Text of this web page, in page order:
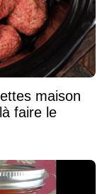
maison
faire le